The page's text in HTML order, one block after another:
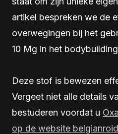
artikel bespreken we de
overwegingen bij het
10 Mg in het
Deze stof is bewezen
Vergeet niet alle details
bestuderen voordat u
op de website